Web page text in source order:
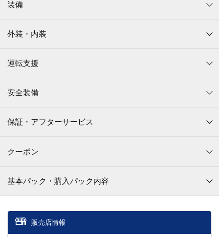
装備
外装・内装
運転支援
安全装備
保証・アフターサービス
クーポン
基本パック・購入パック内容
販売店情報